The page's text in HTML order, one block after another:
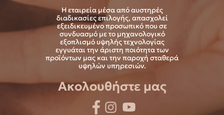
Η εταιρεία μέσα από αυστηρές
διαδικασίες επιλογής, απασχολεί
εξειδικευμένο προσωπικό που σε
συνδυασμό με το μηχανολογικό
εξοπλισμό υψηλής τεχνολογίας
εγγυάται την άριστη ποιότητα των
προϊόντων μας και την παροχή σταθερά
υψηλών υπηρεσιών.
Ακολουθήστε μας